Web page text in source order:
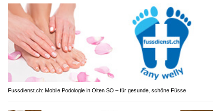
Fussdienst.ch: Mobile Podologie in Olten SO – für gesunde, schöne Füsse